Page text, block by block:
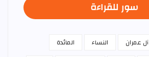
سور للقراءة
آل عمران النساء
المائدة